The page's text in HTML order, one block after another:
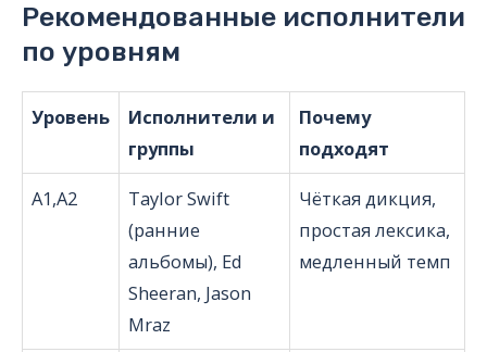
Рекомендованные исполнители
по уровням
Уровень
Исполнители и
группы
Почему
подходят
A1,A2
Taylor Swift
(ранние
альбомы), Ed
Sheeran, Jason
Mraz
Чёткая дикция,
простая лексика,
медленный темп